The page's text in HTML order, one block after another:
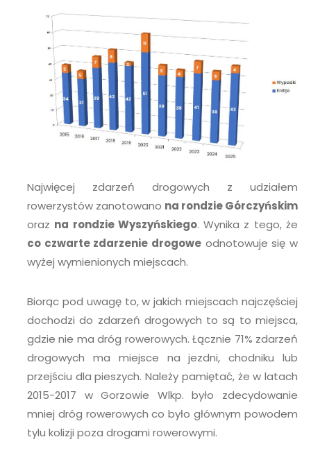
Najwięcej zdarzeń drogowych z udziałem
rowerzystów zanotowano na rondzie Górczyńskim
oraz na rondzie Wyszyńskiego. Wynika z tego, że
co czwarte zdarzenie drogowe odnotowuje się w
wyżej wymienionych miejscach.
Biorąc pod uwagę to, w jakich miejscach najczęściej
dochodzi do zdarzeń drogowych to są to miejsca,
gdzie nie ma dróg rowerowych. Łącznie 71% zdarzeń
drogowych ma miejsce na jezdni, chodniku lub
przejściu dla pieszych. Należy pamiętać, że w latach
2015-2017 w Gorzowie Wlkp. było zdecydowanie
mniej dróg rowerowych co było głównym powodem
tylu kolizji poza drogami rowerowymi.